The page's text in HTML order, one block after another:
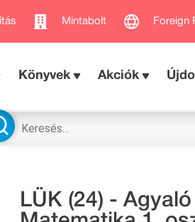
Mintabolt Foreign
Könyvek Akciók
LÜK (24) -